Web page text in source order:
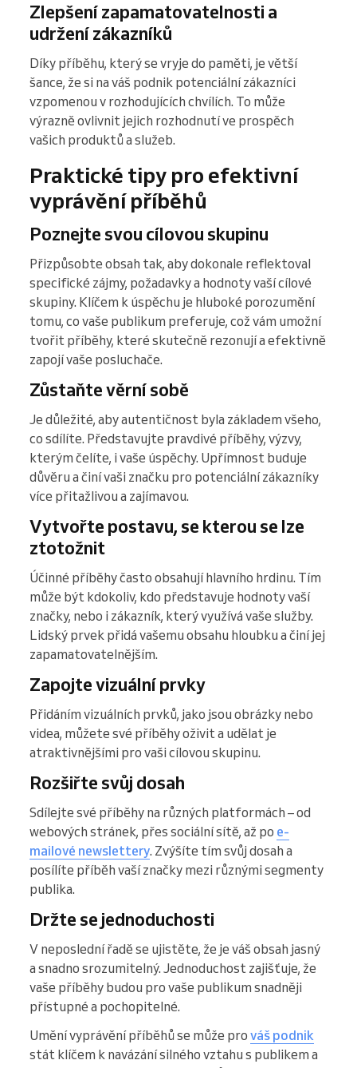
Zlepšení zapamatovatelnosti a
udržení zákazníků
Díky příběhu, který se vryje do paměti, je větší
šance, že si na váš podnik potenciální zákazníci
vzpomenou v rozhodujících chvílích. To může
výrazně ovlivnit jejich rozhodnutí ve prospěch
vašich produktů a služeb.
Praktické tipy pro efektivní
vyprávění příběhů
Poznejte svou cílovou skupinu
Přizpůsobte obsah tak, aby dokonale reflektoval
specifické zájmy, požadavky a hodnoty vaší cílové
skupiny. Klíčem k úspěchu je hluboké porozumění
tomu, co vaše publikum preferuje, což vám umožní
tvořit příběhy, které skutečně rezonují a efektivně
zapojí vaše posluchače.
Zůstaňte věrní sobě
Je důležité, aby autentičnost byla základem všeho,
co sdílíte. Představujte pravdivé příběhy, výzvy,
kterým čelíte, i vaše úspěchy. Upřímnost buduje
důvěru a činí vaši značku pro potenciální zákazníky
více přitažlivou a zajímavou.
Vytvořte postavu, se kterou se lze
ztotožnit
Účinné příběhy často obsahují hlavního hrdinu. Tím
může být kdokoliv, kdo představuje hodnoty vaší
značky, nebo i zákazník, který využívá vaše služby.
Lidský prvek přidá vašemu obsahu hloubku a činí jej
zapamatovatelnějším.
Zapojte vizuální prvky
Přidáním vizuálních prvků, jako jsou obrázky nebo
videa, můžete své příběhy oživit a udělat je
atraktivnějšími pro vaši cílovou skupinu.
Rozšiřte svůj dosah
Sdílejte své příběhy na různých platformách – od
webových stránek, přes sociální sítě, až po e-
mailové newslettery. Zvýšíte tím svůj dosah a
posílíte příběh vaší značky mezi různými segmenty
publika.
Držte se jednoduchosti
V neposlední řadě se ujistěte, že je váš obsah jasný
a snadno srozumitelný. Jednoduchost zajišťuje, že
vaše příběhy budou pro vaše publikum snadněji
přístupné a pochopitelné.
Umění vyprávění příběhů se může pro váš podnik
stát klíčem k navázání silného vztahu s publikem a